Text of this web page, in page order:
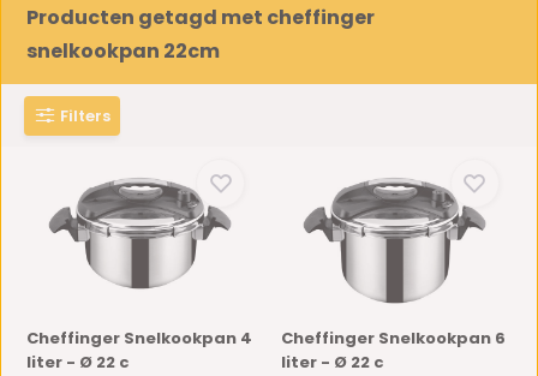
Producten getagd met cheffinger
snelkookpan 22cm
Filters
Cheffinger Snelkookpan 4
liter - Ø 22 c
Cheffinger Snelkookpan 6
liter - Ø 22 c